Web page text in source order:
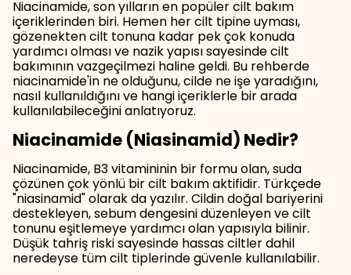
Niacinamide, son yılların en popüler cilt bakım
içeriklerinden biri. Hemen her cilt tipine uyması,
gözenekten cilt tonuna kadar pek çok konuda
yardımcı olması ve nazik yapısı sayesinde cilt
bakımının vazgeçilmezi haline geldi. Bu rehberde
niacinamide'in ne olduğunu, cilde ne işe yaradığını,
nasıl kullanıldığını ve hangi içeriklerle bir arada
kullanılabileceğini anlatıyoruz.
Niacinamide (Niasinamid) Nedir?
Niacinamide, B3 vitamininin bir formu olan, suda
çözünen çok yönlü bir cilt bakım aktifidir. Türkçede
"niasinamid" olarak da yazılır. Cildin doğal bariyerini
destekleyen, sebum dengesini düzenleyen ve cilt
tonunu eşitlemeye yardımcı olan yapısıyla bilinir.
Düşük tahriş riski sayesinde hassas ciltler dahil
neredeyse tüm cilt tiplerinde güvenle kullanılabilir.